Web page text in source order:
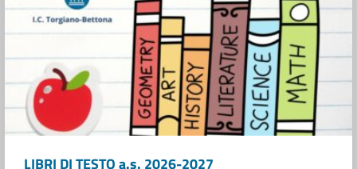
LIBRI DI TESTO a.s. 2026-2027